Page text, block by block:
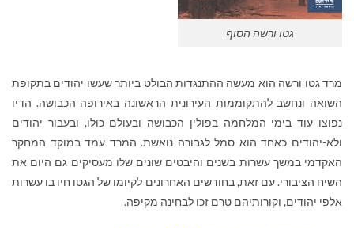
גטו ורשה הסוף
מרד גטו ורשה הוא מעשה ההתנגדות הבולט ביותר שעשו יהודים בתקופת
השואה ונחשב להתקוממות העירונית הראשונה באירופה הכבושה. הדיו
נפוצו עוד בימי המלחמה בפולין הכבושה ובעולם כולו, ובעבור יהודים
ולא-יהודים כאחד הוא סמל לגבורה נואשת. המרד עמד במוקד המחקר
האקדמי במשך עשרות בשנים והיבטים שונים שלו מעסיקים גם היום את
השיח הציבורי. עם זאת, בחודשים האחרונים לקיומו של הגטו חיו בו עשרות
אלפי יהודים, וקורותיהם טרם זכו לבחינה מקיפה.